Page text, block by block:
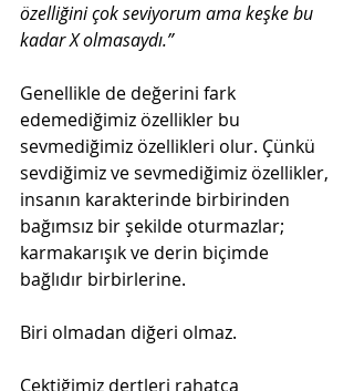
özelliğini çok seviyorum ama keşke bu
kadar X olmasaydı.”
Genellikle de değerini fark
edemediğimiz özellikler bu
sevmediğimiz özellikleri olur. Çünkü
sevdiğimiz ve sevmediğimiz özellikler,
insanın karakterinde birbirinden
bağımsız bir şekilde oturmazlar;
karmakarışık ve derin biçimde
bağlıdır birbirlerine.
Biri olmadan diğeri olmaz.
Çektiğimiz dertleri rahatça